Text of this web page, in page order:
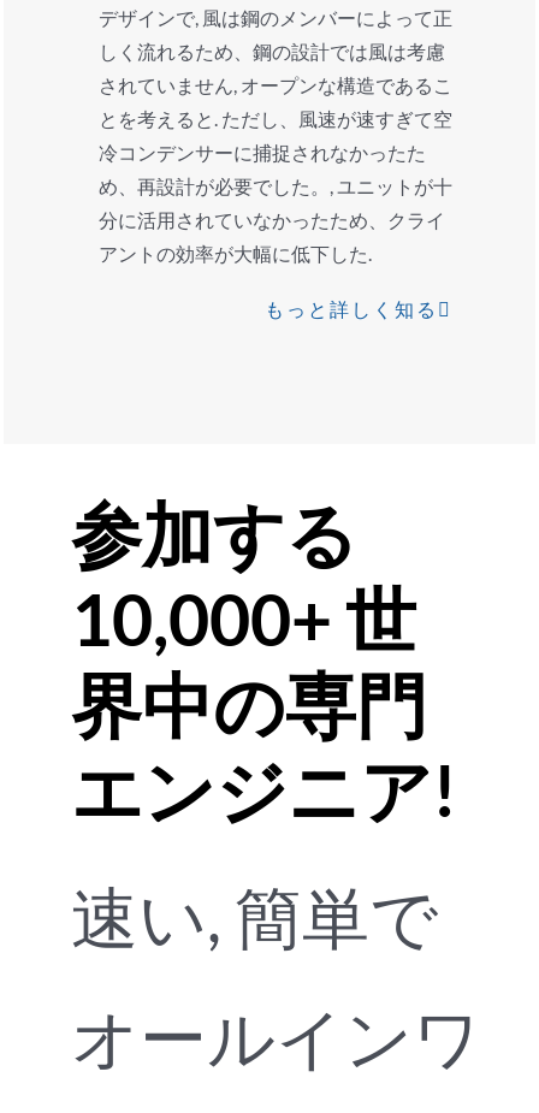
デザインで, 風は鋼のメンバーによって正
しく流れるため、鋼の設計では風は考慮
されていません, オープンな構造であるこ
とを考えると. ただし、風速が速すぎて空
冷コンデンサーに捕捉されなかったた
め、再設計が必要でした。, ユニットが十
分に活用されていなかったため、クライ
アントの効率が大幅に低下した.
もっと詳しく知る
参加する
10,000+ 世
界中の専門
エンジニア!
速い, 簡単で
オールインワ